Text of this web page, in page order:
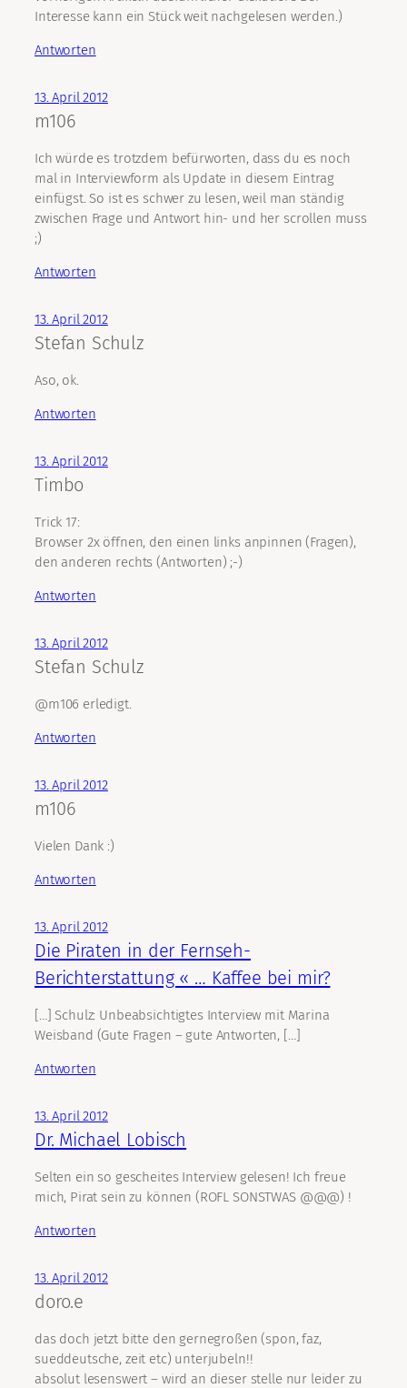
Interesse kann ein Stück weit nachgelesen werden.)
Antworten
13. April 2012
m106
Ich würde es trotzdem befürworten, dass du es noch
mal in Interviewform als Update in diesem Eintrag
einfügst. So ist es schwer zu lesen, weil man ständig
zwischen Frage und Antwort hin- und her scrollen muss
;)
Antworten
13. April 2012
Stefan Schulz
Aso, ok.
Antworten
13. April 2012
Timbo
Trick 17:
Browser 2x öffnen, den einen links anpinnen (Fragen),
den anderen rechts (Antworten) ;-)
Antworten
13. April 2012
Stefan Schulz
@m106 erledigt.
Antworten
13. April 2012
m106
Vielen Dank :)
Antworten
13. April 2012
Die Piraten in der Fernseh-
Berichterstattung « … Kaffee bei mir?
[…] Schulz: Unbeabsichtigtes Interview mit Marina
Weisband (Gute Fragen – gute Antworten, […]
Antworten
13. April 2012
Dr. Michael Lobisch
Selten ein so gescheites Interview gelesen! Ich freue
mich, Pirat sein zu können (ROFL SONSTWAS @@@) !
Antworten
13. April 2012
doro.e
das doch jetzt bitte den gernegroßen (spon, faz,
sueddeutsche, zeit etc) unterjubeln!!
absolut lesenswert – wird an dieser stelle nur leider zu